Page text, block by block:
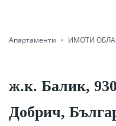
Апартаменти ИМОТИ
ж.к. Балик,
Добрич,